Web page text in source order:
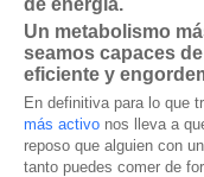
de energía.
Un metabolismo
seamos capaces
eficiente y
En definitiva para lo que
más activo nos lleva a
reposo que alguien con
tanto puedes comer de